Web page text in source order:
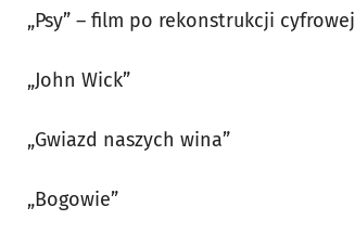
„Psy” – film po rekonstrukcji cyfrowej
„John Wick”
„Gwiazd naszych wina”
„Bogowie”